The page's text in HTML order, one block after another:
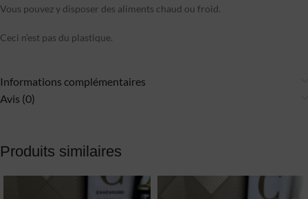
Vous pouvez y disposer des aliments chaud ou froid.
Ceci n’est pas du plastique.
Informations complémentaires
Avis (0)
Produits similaires